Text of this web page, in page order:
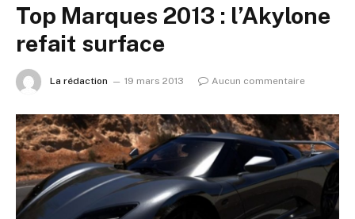
Top Marques 2013 : l’Akylone
refait surface
La rédaction 19 mars 2013 Aucun commentaire